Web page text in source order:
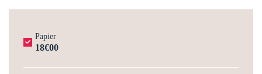
Papier
18€00